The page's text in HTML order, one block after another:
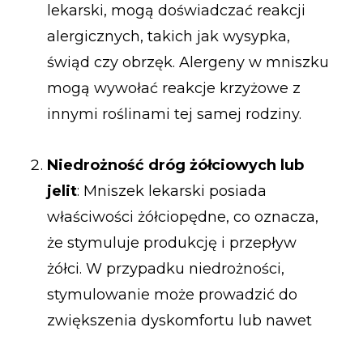
lekarski, mogą doświadczać reakcji
alergicznych, takich jak wysypka,
świąd czy obrzęk. Alergeny w mniszku
mogą wywołać reakcje krzyżowe z
innymi roślinami tej samej rodziny.
Niedrożność dróg żółciowych lub
jelit: Mniszek lekarski posiada
właściwości żółciopędne, co oznacza,
że stymuluje produkcję i przepływ
żółci. W przypadku niedrożności,
stymulowanie może prowadzić do
zwiększenia dyskomfortu lub nawet